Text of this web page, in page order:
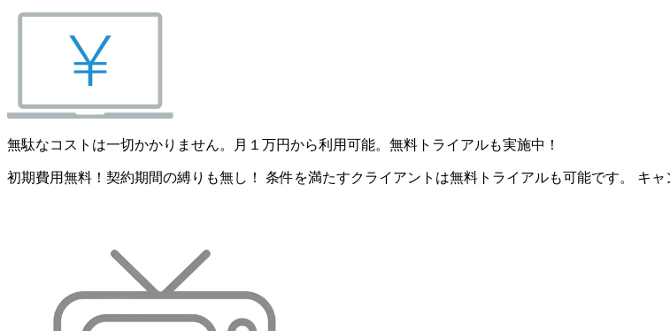
無駄なコストは一切かかりません。月１万円から利用可能。無料トライアルも実施中！
初期費用無料！契約期間の縛りも無し！ 条件を満たすクライアントは無料トライアルも可能です。 キ